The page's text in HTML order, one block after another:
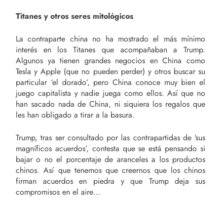
Titanes y otros seres mitológicos
La contraparte china no ha mostrado el más mínimo
interés en los Titanes que acompañaban a Trump.
Algunos ya tienen grandes negocios en China como
Tesla y Apple (que no pueden perder) y otros buscar su
particular ‘el dorado’, pero China conoce muy bien el
juego capitalista y nadie juega como ellos. Así que no
han sacado nada de China, ni siquiera los regalos que
les han obligado a tirar a la basura.
Trump, tras ser consultado por las contrapartidas de ‘sus
magníficos acuerdos’, contesta que se está pensando si
bajar o no el porcentaje de aranceles a los productos
chinos. Así que tenemos que creernos que los chinos
firman acuerdos en piedra y que Trump deja sus
compromisos en el aire…